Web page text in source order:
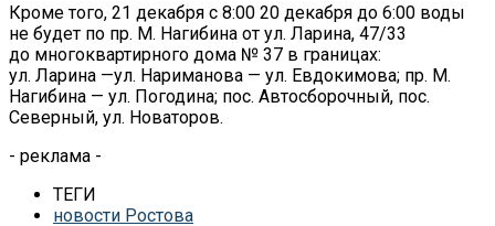
Кроме того, 21 декабря с 8:00 20 декабря до 6:00 воды
не будет по пр. М. Нагибина от ул. Ларина, 47/33
до многоквартирного дома № 37 в границах:
ул. Ларина —ул. Нариманова — ул. Евдокимова; пр. М.
Нагибина — ул. Погодина; пос. Автосборочный, пос.
Северный, ул. Новаторов.
- реклама -
ТЕГИ
новости Ростова